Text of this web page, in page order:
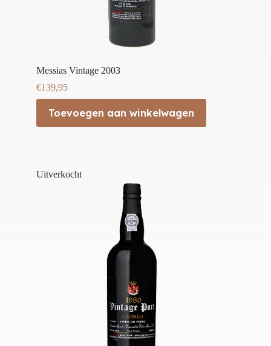
Messias Vintage 2003
€139,95
Toevoegen aan winkelwagen
Uitverkocht